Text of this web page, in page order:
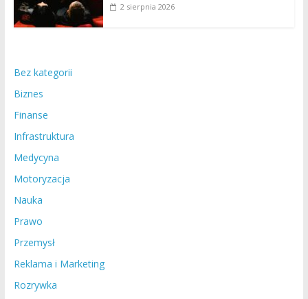
2 sierpnia 2026
Bez kategorii
Biznes
Finanse
Infrastruktura
Medycyna
Motoryzacja
Nauka
Prawo
Przemysł
Reklama i Marketing
Rozrywka